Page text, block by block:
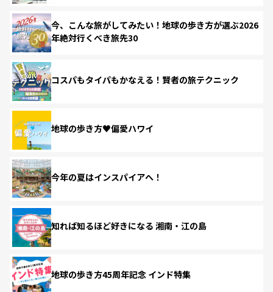
今、こんな旅がしてみたい！地球の歩き方が選ぶ2026
年絶対行くべき旅先30
コスパもタイパもかなえる！賢者の旅テクニック
地球の歩き方♥偏愛ハワイ
今年の夏はインスパイアへ！
知れば知るほど好きになる 湘南・江の島
地球の歩き方45周年記念 インド特集